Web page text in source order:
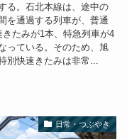
る。石北本線は、途中の
を通過する列車が、普通
たみが1本、特急列車が4
っている。そのため、旭
別快速きたみは非常...
日常・つぶやき